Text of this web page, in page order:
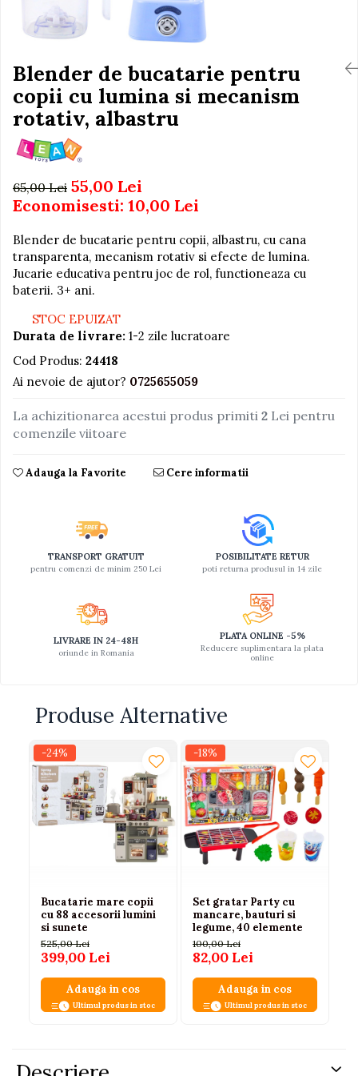
Jucarii de baie
Seturi de frumusete
Caluti balansoar
Interactive, educative si
muzicale
Ateliere si unelte
Blocuri de constructie
Covorase de dans
Creative
De plus
Electrocasnice si bucatarii
Jocuri de indemanare
Jocuri sportive
Jucarii educative din lemn
Muzica si instrumente
Plastilina
Saltelute si centre de activitati
Set Avioane si submarine
Seturi de rufe
Trenuri cu sine
Ingrijire cosmetica mamici
Perioada Alaptarii
Perioada Sarcinii
Pompe de san
Sisteme De Purtare
Blender de bucatarie pentru
copii cu lumina si mecanism
rotativ, albastru
65,00 Lei 55,00 Lei
Economisesti: 10,00 Lei
Blender de bucatarie pentru copii, albastru, cu cana
transparenta, mecanism rotativ si efecte de lumina.
Jucarie educativa pentru joc de rol, functioneaza cu
baterii. 3+ ani.
STOC EPUIZAT
Durata de livrare: 1-2 zile lucratoare
Cod Produs: 24418
Ai nevoie de ajutor? 0725655059
La achizitionarea acestui produs primiti 2 Lei pentru
comenzile viitoare
Adauga la Favorite Cere informatii
TRANSPORT GRATUIT
pentru comenzi de minim 250 Lei
POSIBILITATE RETUR
poti returna produsul in 14 zile
LIVRARE IN 24-48H
oriunde in Romania
PLATA ONLINE -5%
Reducere suplimentara la plata
online
Produse Alternative
-24%
Bucatarie mare copii
cu 88 accesorii lumini
si sunete
525,00 Lei
399,00 Lei
Adauga in cos
Ultimul produs in stoc
-18%
Set gratar Party cu
mancare, bauturi si
legume, 40 elemente
100,00 Lei
82,00 Lei
Adauga in cos
Ultimul produs in stoc